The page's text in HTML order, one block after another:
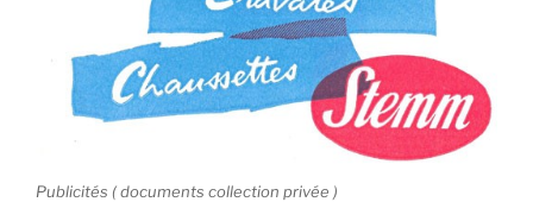
Publicités ( documents collection privée )